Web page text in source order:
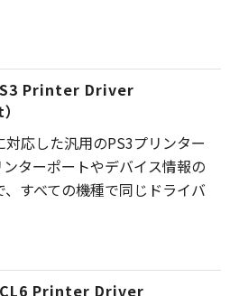
Printer Driver
応した汎用のPS3プリンター
ターポートやデバイス情報の
すべての機種で同じドライバ
Printer Driver